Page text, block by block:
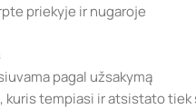
priekyje ir nugaroje
pagal užsakymą
kuris tempiasi ir atsistato